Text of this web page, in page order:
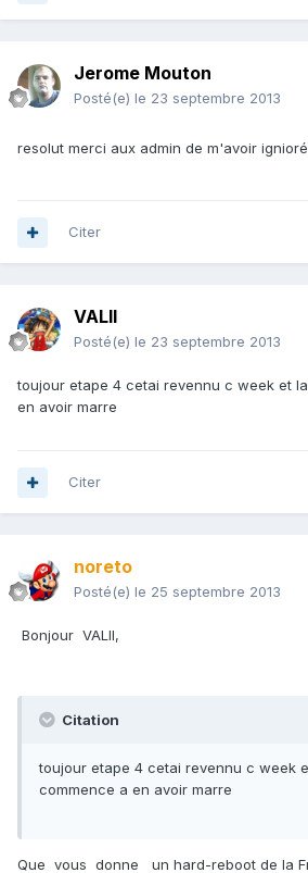
Jerome Mouton
Posté(e) le 23 septembre 2013
resolut merci aux admin de m'avoir ignioré
Citer
VALII
Posté(e) le 23 septembre 2013
toujour etape 4 cetai revennu c week et
en avoir marre
Citer
noreto
Posté(e) le 25 septembre 2013
Bonjour VALII,
Citation
toujour etape 4 cetai revennu c week
commence a en avoir marre
Que vous donne un hard-reboot de la